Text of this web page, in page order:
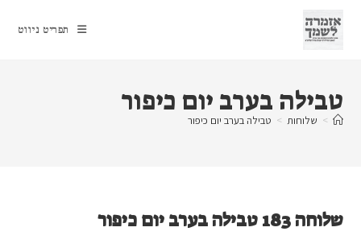
content
תפריט ניווט
טבילה בערב יום כיפור
> שלוחות > טבילה בערב יום כיפור
שלוחה 183 טבילה בערב יום כיפור